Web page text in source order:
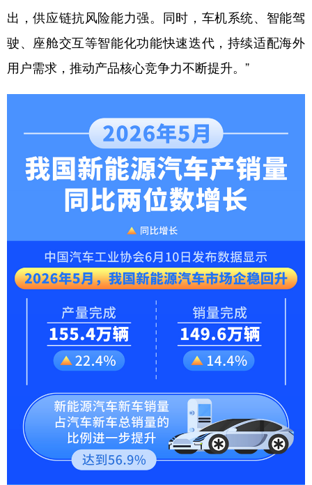
出，供应链抗风险能力强。同时，车机系统、智能驾
驶、座舱交互等智能化功能快速迭代，持续适配海外
用户需求，推动产品核心竞争力不断提升。”